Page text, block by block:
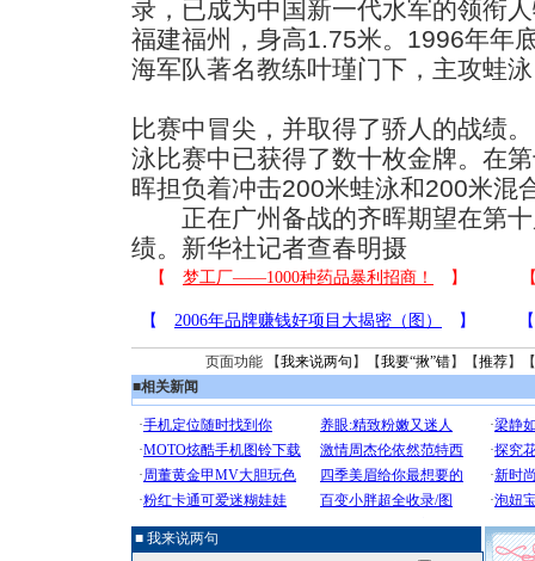
录，已成为中国新一代水军的领衔
福建福州，身高1.75米。1996年年
海军队著名教练叶瑾门下，主攻蛙
比赛中冒尖，并取得了骄人的战绩
泳比赛中已获得了数十枚金牌。在
晖担负着冲击200米蛙泳和200米混
正在广州备战的齐晖期望在第十
绩。新华社记者查春明摄
页面功能 【我来说两句 】【我要“揪”错】【推荐】
■相关新闻
■ 我来说两句